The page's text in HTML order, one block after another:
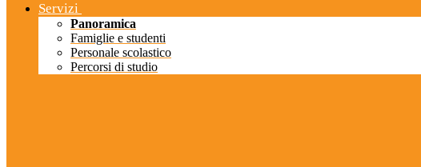
Servizi
Panoramica
Famiglie e studenti
Personale scolastico
Percorsi di studio